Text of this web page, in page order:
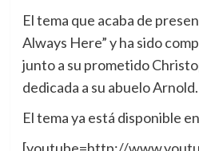
El tema que acaba de
Always Here” y ha sido
junto a su prometido
dedicada a su abuelo Arnold.
El tema ya está disponible